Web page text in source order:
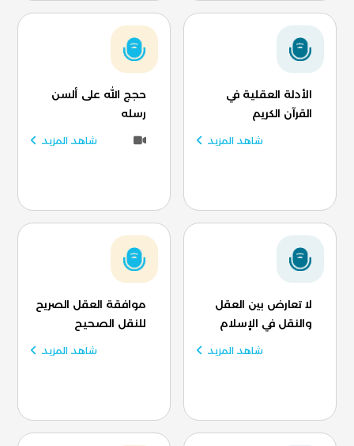
الأدلة العقلية في
القرآن الكريم
شاهد المزيد
حجج الله على ألسن
رسله
شاهد المزيد
لا تعارض بين العقل
والنقل في الإسلام
شاهد المزيد
موافقة العقل الصريح
للنقل الصحيح
شاهد المزيد